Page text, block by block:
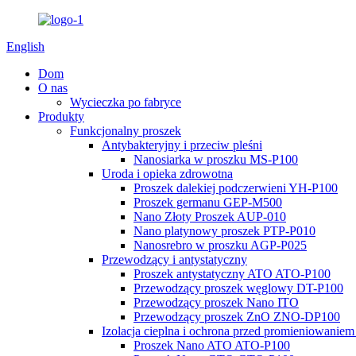
English
Dom
O nas
Wycieczka po fabryce
Produkty
Funkcjonalny proszek
Antybakteryjny i przeciw pleśni
Nanosiarka w proszku MS-P100
Uroda i opieka zdrowotna
Proszek dalekiej podczerwieni YH-P100
Proszek germanu GEP-M500
Nano Złoty Proszek AUP-010
Nano platynowy proszek PTP-P010
Nanosrebro w proszku AGP-P025
Przewodzący i antystatyczny
Proszek antystatyczny ATO ATO-P100
Przewodzący proszek węglowy DT-P100
Przewodzący proszek Nano ITO
Przewodzący proszek ZnO ZNO-DP100
Izolacja cieplna i ochrona przed
Proszek Nano ATO ATO-P100